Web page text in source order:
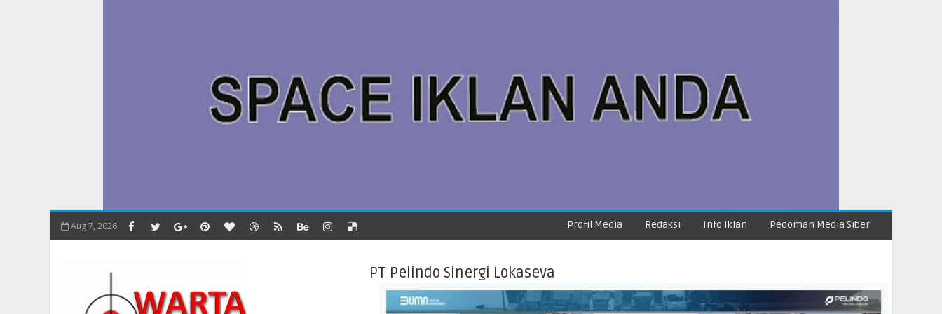
Aug 7, 2026 Profil Media Redaksi Info Iklan Pedoman Media Siber
PT Pelindo Sinergi Lokaseva